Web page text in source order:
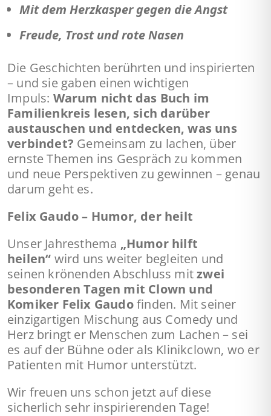
Mit dem Herzkasper gegen die Angst
Freude, Trost und rote Nasen
Die Geschichten berührten und inspirierten
– und sie gaben einen wichtigen
Impuls: Warum nicht das Buch im
Familienkreis lesen, sich darüber
austauschen und entdecken, was uns
verbindet? Gemeinsam zu lachen, über
ernste Themen ins Gespräch zu kommen
und neue Perspektiven zu gewinnen – genau
darum geht es.
Felix Gaudo – Humor, der heilt
Unser Jahresthema „Humor hilft
heilen“ wird uns weiter begleiten und
seinen krönenden Abschluss mitzwei
besonderen Tagen mit Clown und
Komiker Felix Gaudofinden. Mit seiner
einzigartigen Mischung aus Comedy und
Herz bringt er Menschen zum Lachen – sei
es auf der Bühne oder als Klinikclown, wo er
Patienten mit Humor unterstützt.
Wir freuen uns schon jetzt auf diese
sicherlich sehr inspirierenden Tage!